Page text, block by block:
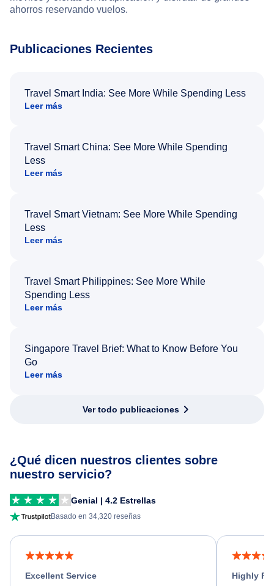
ahorros reservando vuelos.
Publicaciones Recientes
Travel Smart India: See More While Spending Less
Leer más
Travel Smart China: See More While Spending
Less
Leer más
Travel Smart Vietnam: See More While Spending
Less
Leer más
Travel Smart Philippines: See More While
Spending Less
Leer más
Singapore Travel Brief: What to Know Before You
Go
Leer más
Ver todo publicaciones
¿Qué dicen nuestros clientes sobre
nuestro servicio?
Genial | 4.2 Estrellas
Basado en 34,320 reseñas
Excellent Service
Highly